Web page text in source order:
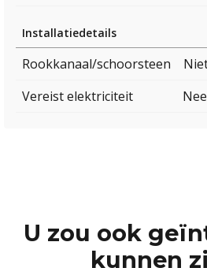
Installatiedetails
Rookkanaal/schoorsteen
Vereist elektriciteit
Nee
U zou ook
kunnen